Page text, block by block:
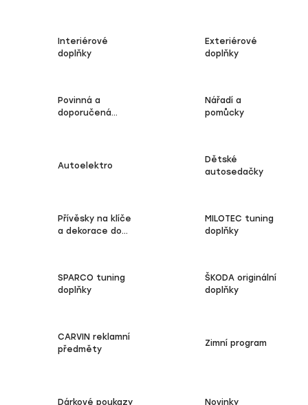
Interiérové
doplňky
Exteriérové
doplňky
Povinná a
doporučená
Nářadí a
pomůcky
Autoelektro
Dětské
autosedačky
Přívěsky na klíče
a dekorace do
MILOTEC tuning
doplňky
SPARCO tuning
doplňky
ŠKODA originální
doplňky
CARVIN reklamní
předměty
Zimní program
Dárkové poukazy Novinky